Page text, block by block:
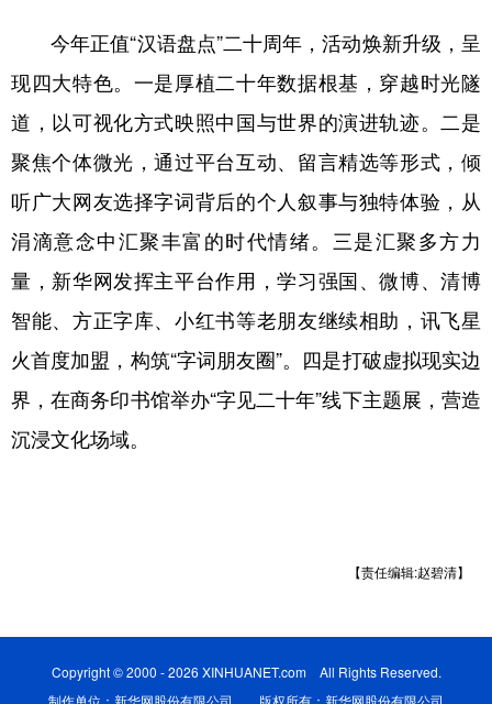
今年正值“汉语盘点”二十周年，活动焕新升级，呈
现四大特色。一是厚植二十年数据根基，穿越时光隧
道，以可视化方式映照中国与世界的演进轨迹。二是
聚焦个体微光，通过平台互动、留言精选等形式，倾
听广大网友选择字词背后的个人叙事与独特体验，从
涓滴意念中汇聚丰富的时代情绪。三是汇聚多方力
量，新华网发挥主平台作用，学习强国、微博、清博
智能、方正字库、小红书等老朋友继续相助，讯飞星
火首度加盟，构筑“字词朋友圈”。四是打破虚拟现实边
界，在商务印书馆举办“字见二十年”线下主题展，营造
沉浸文化场域。
【责任编辑:赵碧清】
Copyright © 2000 - 2026 XINHUANET.com All Rights Reserved.